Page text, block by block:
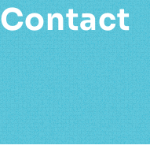
Contact